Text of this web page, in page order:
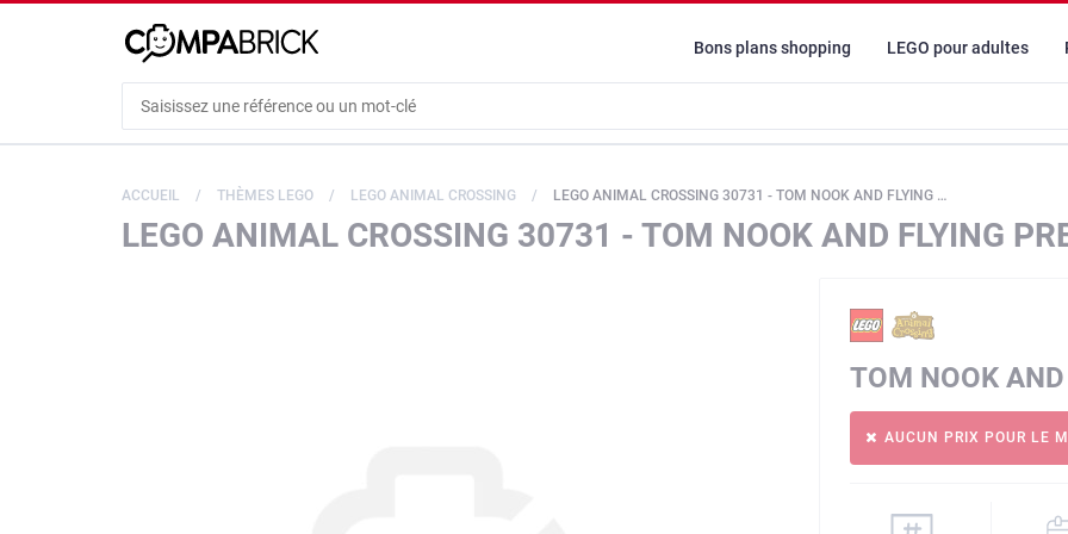
Bons plans shopping LEGO pour adultes
ACCUEIL THÈMES LEGO LEGO ANIMAL CROSSING LEGO ANIMAL CROSSING 30731 - TOM NOOK AND FLYING PRESENT
LEGO ANIMAL CROSSING 30731 - TOM NOOK AND FLYING
TOM NOOK
AUCUN PRIX POUR LE